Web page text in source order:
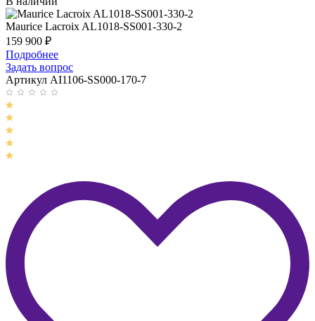
Maurice Lacroix AL1018-SS001-330-2
159 900 ₽
Подробнее
Задать вопрос
Артикул AI1106-SS000-170-7